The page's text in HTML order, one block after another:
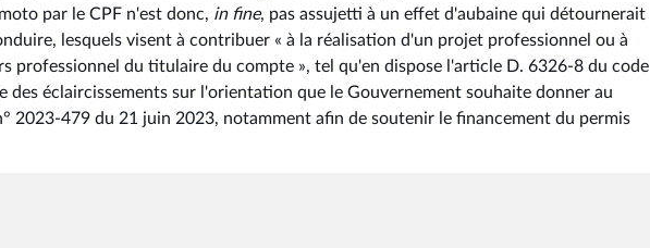
par le CPF n'est donc, in fine, pas assujetti à un effet d'aubaine qui détournerait
lesquels visent à contribuer « à la réalisation d'un projet professionnel ou à
professionnel du titulaire du compte », tel qu'en dispose l'article D. 6326-8 du code
des éclaircissements sur l'orientation que le Gouvernement souhaite donner au
2023-479 du 21 juin 2023, notamment afin de soutenir le financement du permis